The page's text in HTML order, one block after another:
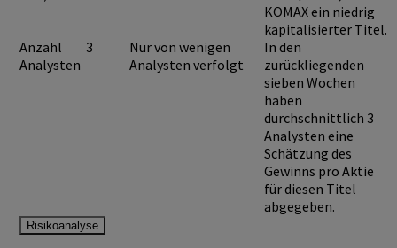
KOMAXein niedrig
kapitalisierter Titel.
Anzahl
Analysten
3
Nur von wenigen
Analysten verfolgt
In den
zurückliegenden
sieben Wochen
haben
durchschnittlich 3
Analysten eine
Schätzung des
Gewinns pro Aktie
für diesen Titel
abgegeben.
Risikoanalyse